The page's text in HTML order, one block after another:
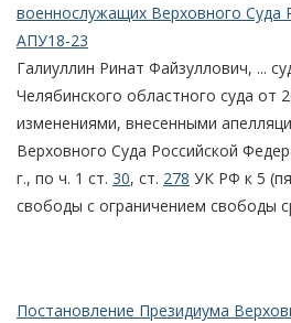
военнослужащих Верховного Суда
АПУ18-23
Галиуллин Ринат Файзуллович, ...
Челябинского областного суда от
изменениями, внесенными
Верховного Суда Российской
г., по ч. 1 ст. 30, ст. 278 УК РФ к 5
свободы с ограничением свободы
Постановление Президиума